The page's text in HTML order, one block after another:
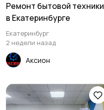
Ремонт бытовой техники
в Екатеринбурге
Екатеринбург
2 недели назад
Аксион